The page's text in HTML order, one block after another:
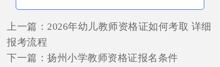
上一篇： 2026年幼儿教师资格证如何考取 详细
报考流程
下一篇：扬州小学教师资格证报名条件